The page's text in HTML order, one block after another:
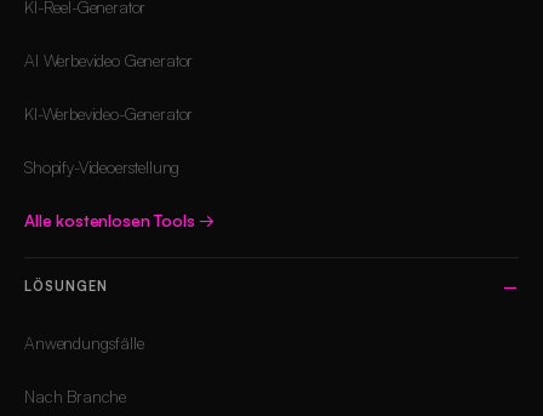
KI-Reel-Generator
AI Werbevideo Generator
KI-Werbevideo-Generator
Shopify-Videoerstellung
Alle kostenlosen Tools→
LÖSUNGEN
Anwendungsfälle
Nach Branche